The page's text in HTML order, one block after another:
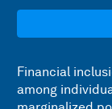
Financial
among